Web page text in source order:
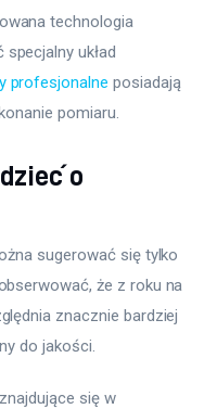
technologia
układ
profesjonalne posiadają
pomiaru.
o
sugerować się tylko
że z roku na
znacznie bardziej
do jakości.
się w